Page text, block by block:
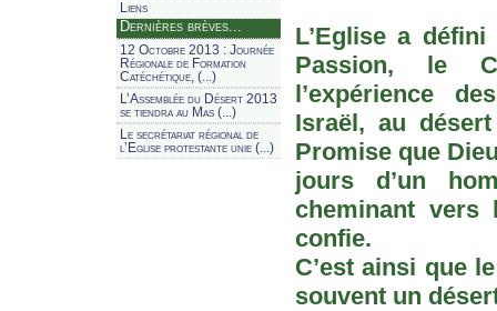
Liens
Dernières brèves...
12 Octobre 2013 : Journée
Régionale de Formation
Catéchétique, (...)
L’Assemblée du Désert 2013
se tiendra au Mas (...)
Le secrétariat régional de
l’Eglise protestante unie (...)
L’Eglise a
Passion, le
l’expérience
Israël, au
Promise que
jours d’un
cheminant
confie.
C’est ainsi que
souvent un